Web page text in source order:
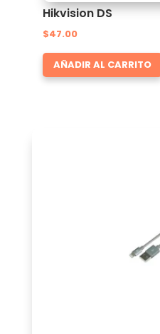
Hikvision DS
$47.00
AÑADIR AL CARRITO